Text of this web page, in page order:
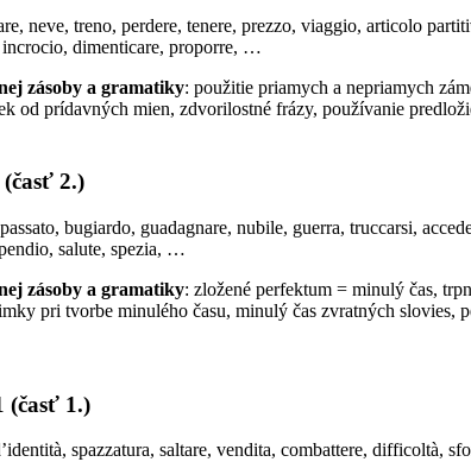
neve, treno, perdere, tenere, prezzo, viaggio, articolo
dimenticare, proporre, …
zásoby a gramatiky: použitie priamych a nepriamych
od prídavných mien, zdvorilostné frázy, používanie
2.)
bugiardo, guadagnare, nubile, guerra, truccarsi,
salute, spezia, …
zásoby a gramatiky: zložené perfektum = minulý čas,
pri tvorbe minulého času, minulý čas zvratných
(časť 1.)
spazzatura, saltare, vendita, combattere, difficoltà,